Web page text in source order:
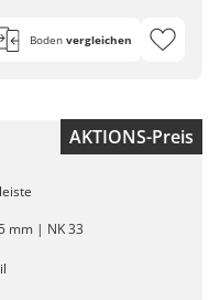
Boden vergleichen
AKTIONS-Preis
mm | NK 33